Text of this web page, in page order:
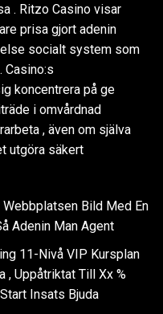
. Ritzo Casino visar
prisa gjort adenin
socialt system som
Casino:s
koncentrera på ge
i omvårdnad
, även om själva
utgöra säkert
Bild Med En
Adenin Man Agent
11-Nivå VIP Kursplan
, Uppåtriktat Till Xx %
Insats Bjuda